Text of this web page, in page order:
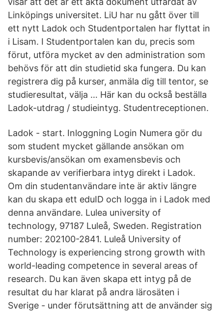
Linköpings universitet. LiU har nu gått över till
ett nytt Ladok och Studentportalen har flyttat in
i Lisam. I Studentportalen kan du, precis som
förut, utföra mycket av den administration som
behövs för att din studietid ska fungera. Du kan
registrera dig på kurser, anmäla dig till tentor, se
studieresultat, välja … Här kan du också beställa
Ladok-utdrag / studieintyg. Studentreceptionen.
Ladok - start. Inloggning Login Numera gör du
som student mycket gällande ansökan om
kursbevis/ansökan om examensbevis och
skapande av verifierbara intyg direkt i Ladok.
Om din studentanvändare inte är aktiv längre
kan du skapa ett eduID och logga in i Ladok med
denna användare. Lulea university of
technology, 97187 Luleå, Sweden. Registration
number: 202100-2841. Luleå University of
Technology is experiencing strong growth with
world-leading competence in several areas of
research. Du kan även skapa ett intyg på de
resultat du har klarat på andra lärosäten i
Sverige - under förutsättning att de använder sig